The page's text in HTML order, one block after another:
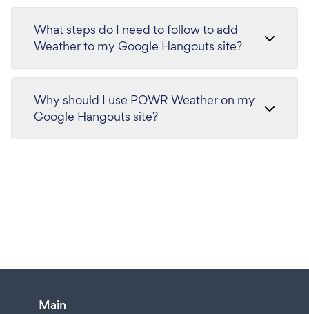
What steps do I need to follow to add
Weather to my Google Hangouts site?
Why should I use POWR Weather on my
Google Hangouts site?
Main